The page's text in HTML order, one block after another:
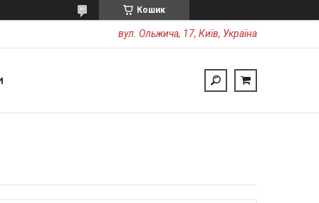
Кошик
вул. Ольжича, 17, Київ, Україна